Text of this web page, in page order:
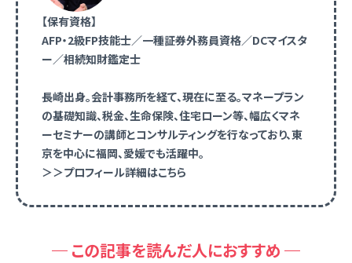
【保有資格】
AFP・2級FP技能士／一種証券外務員資格／DCマイスタ
ー／相続知財鑑定士
長崎出身。会計事務所を経て、現在に至る。マネープラン
の基礎知識、税金、生命保険、住宅ローン等、幅広くマネ
ーセミナーの講師とコンサルティングを行なっており、東
京を中心に福岡、愛媛でも活躍中。
＞＞プロフィール詳細はこちら
この記事を読んだ人におすすめ